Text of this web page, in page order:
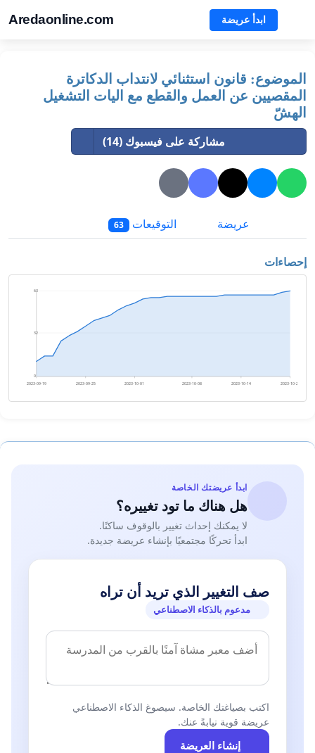
Aredaonline.com ابدأ عريضة
الموضوع: قانون استثنائي لانتداب الدكاترة
المقصيين عن العمل والقطع مع اليات التشغيل
الهشّ
مشاركة على فيسبوك (14)
عريضة التوقيعات 63
إحصاءات
0
32
63
2023-09-19 2023-09-25 2023-10-01 2023-10-08 2023-10-14 2023-10-20
ابدأ عريضتك الخاصة
هل هناك ما تود تغييره؟
لا يمكنك إحداث تغيير بالوقوف ساكنًا.
ابدأ تحركًا مجتمعيًا بإنشاء عريضة جديدة.
صف التغيير الذي تريد أن تراه
مدعوم بالذكاء الاصطناعي
اكتب بصياغتك الخاصة. سيصوغ الذكاء الاصطناعي
عريضة قوية نيابةً عنك.
إنشاء العريضة